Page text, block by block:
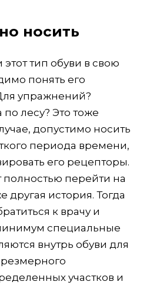
носить
тип обуви в свою
понять его
упражнений?
лесу? Это тоже
допустимо носить
периода времени,
его рецепторы.
полностью перейти на
другая история. Тогда
к врачу и
специальные
внутрь обуви для
участков и